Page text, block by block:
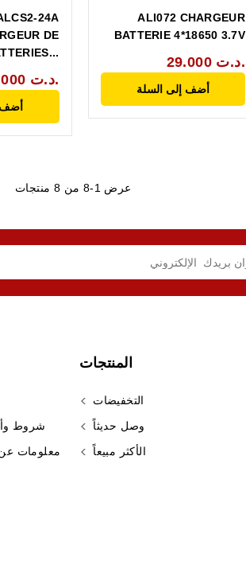
24A
DE
205.000 د.ت.
أضف
ALI072 CHARGEUR
BATTERIE 4*18650 3.7V
29.000 د.ت.
أضف إلى السلة
عرض 1-8 من 8 منتجات
المنتجات
التخفيضات
وصل حديثاً
الأكثر مبيعاً
شروط
معلومات